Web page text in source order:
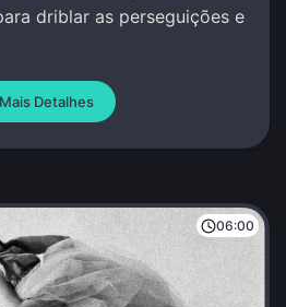
driblar as perseguições e
Detalhes
06:00